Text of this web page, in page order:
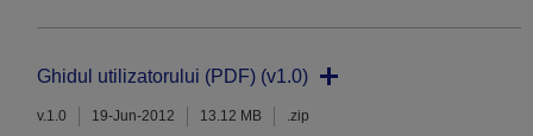
Ghidul utilizatorului (PDF) (v1.0)
v.1.0 19-Jun-2012 13.12 MB .zip